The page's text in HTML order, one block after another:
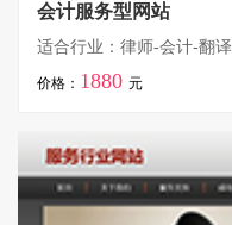
会计服务型网站
适合行业：律师-会计-翻译
价格： 1880 元